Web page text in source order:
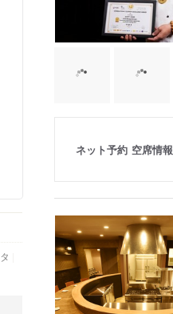
ネット予約 空席情報